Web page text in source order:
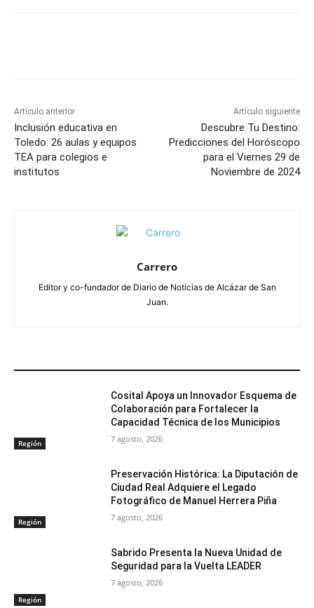
Artículo anterior
Inclusión educativa en
Toledo: 26 aulas y equipos
TEA para colegios e
institutos
Artículo siguiente
Descubre Tu Destino:
Predicciones del Horóscopo
para el Viernes 29 de
Noviembre de 2024
Carrero
Editor y co-fundador de Diario de Noticias de Alcázar de San
Juan.
Región
Cosital Apoya un Innovador Esquema de
Colaboración para Fortalecer la
Capacidad Técnica de los Municipios
7 agosto, 2026
Región
Preservación Histórica: La Diputación de
Ciudad Real Adquiere el Legado
Fotográfico de Manuel Herrera Piña
7 agosto, 2026
Región
Sabrido Presenta la Nueva Unidad de
Seguridad para la Vuelta LEADER
7 agosto, 2026